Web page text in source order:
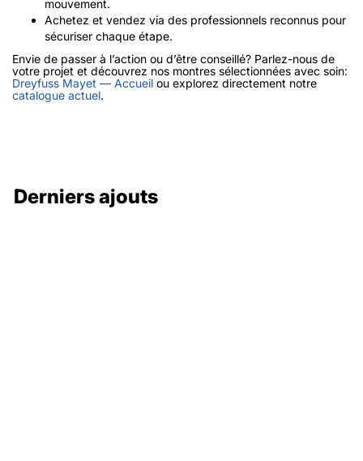
mouvement.
Achetez et vendez via des professionnels reconnus pour
sécuriser chaque étape.
Envie de passer à l’action ou d’être conseillé? Parlez-nous de
votre projet et découvrez nos montres sélectionnées avec soin:
Dreyfuss Mayet — Accueil ou explorez directement notre
catalogue actuel.
Derniers ajouts